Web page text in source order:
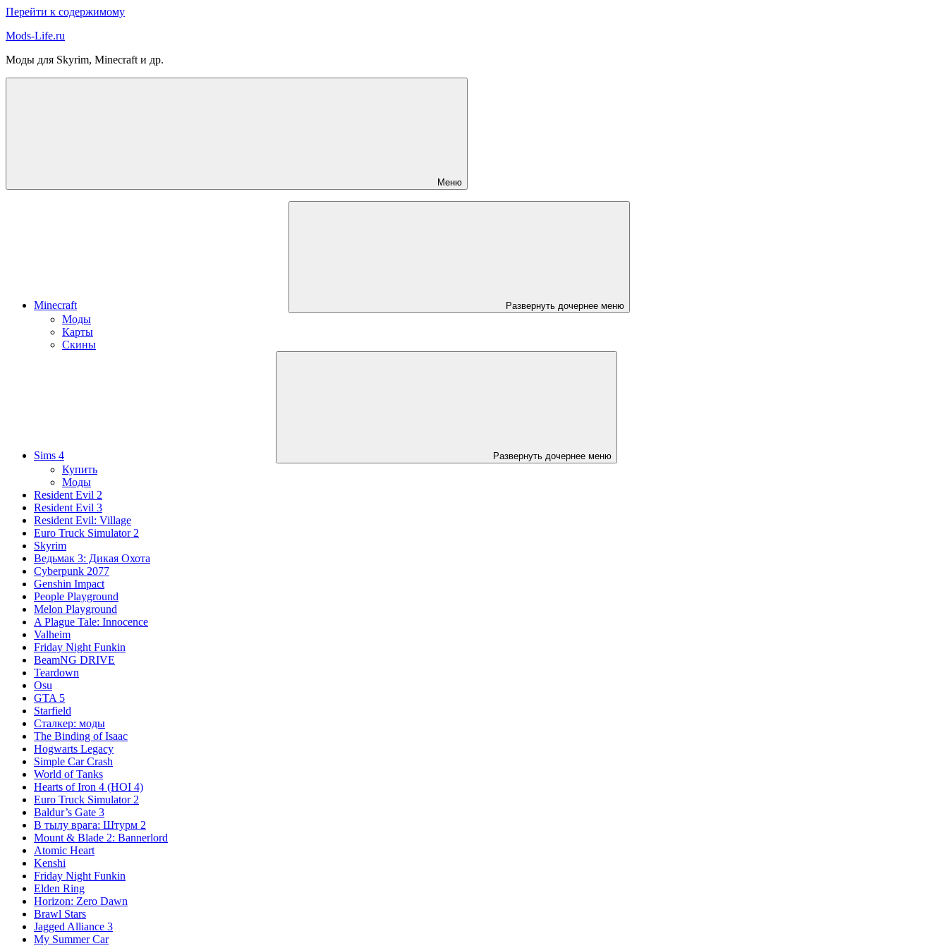
Перейти к содержимому
Mods-Life.ru
Моды для Skyrim, Minecraft и др.
Меню
Minecraft Развернуть дочернее меню
Моды
Карты
Скины
Sims 4 Развернуть дочернее меню
Купить
Моды
Resident Evil 2
Resident Evil 3
Resident Evil: Village
Euro Truck Simulator 2
Skyrim
Ведьмак 3: Дикая Охота
Cyberpunk 2077
Genshin Impact
People Playground
Melon Playground
A Plague Tale: Innocence
Valheim
Friday Night Funkin
BeamNG DRIVE
Teardown
Osu
GTA 5
Starfield
Сталкер: моды
The Binding of Isaac
Hogwarts Legacy
Simple Car Crash
World of Tanks
Hearts of Iron 4 (HOI 4)
Euro Truck Simulator 2
Baldur’s Gate 3
В тылу врага: Штурм 2
Mount & Blade 2: Bannerlord
Atomic Heart
Kenshi
Friday Night Funkin
Elden Ring
Horizon: Zero Dawn
Brawl Stars
Jagged Alliance 3
My Summer Car